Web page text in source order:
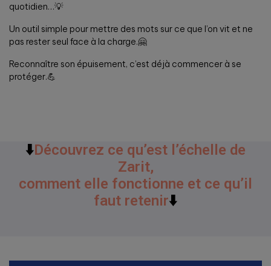
quotidien…💡
Un outil simple pour mettre des mots sur ce que l’on vit et ne
pas rester seul face à la charge.🤗
Reconnaître son épuisement, c’est déjà commencer à se
protéger.💪
⬇️Découvrez ce qu’est l’échelle de
Zarit,
comment elle fonctionne et ce qu’il
faut retenir⬇️